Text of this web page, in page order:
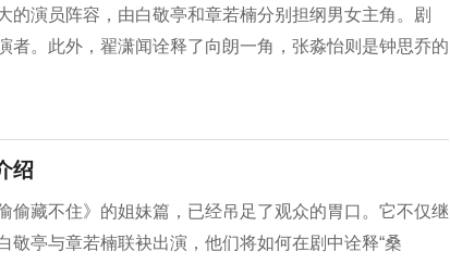
的演员阵容，由白敬亭和章若楠分别担纲男女主角。剧
。此外，翟潇闻诠释了向朗一角，张淼怡则是钟思乔的
绍
藏不住》的姐妹篇，已经吊足了观众的胃口。它不仅继
亭与章若楠联袂出演，他们将如何在剧中诠释“桑